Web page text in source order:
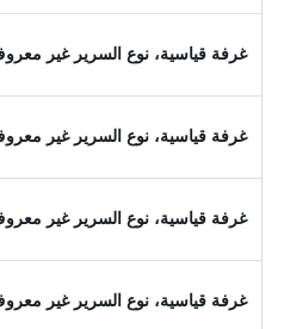
غرفة قياسية، نوع السرير غير
غرفة قياسية، نوع السرير غير
غرفة قياسية، نوع السرير غير
غرفة قياسية، نوع السرير غير